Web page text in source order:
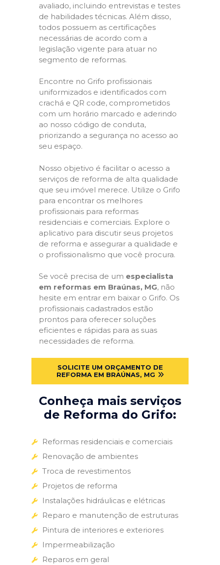
avaliado, incluindo entrevistas e testes
de habilidades técnicas. Além disso,
todos possuem as certificações
necessárias de acordo com a
legislação vigente para atuar no
segmento de reformas.
Encontre no Grifo profissionais
uniformizados e identificados com
crachá e QR code, comprometidos
com um horário marcado e aderindo
ao nosso código de conduta,
priorizando a segurança no acesso ao
seu espaço.
Nosso objetivo é facilitar o acesso a
serviços de reforma de alta qualidade
que seu imóvel merece. Utilize o Grifo
para encontrar os melhores
profissionais para reformas
residenciais e comerciais. Explore o
aplicativo para discutir seus projetos
de reforma e assegurar a qualidade e
o profissionalismo que você procura.
Se você precisa de um especialista
em reformas em Braúnas, MG, não
hesite em entrar em baixar o Grifo. Os
profissionais cadastrados estão
prontos para oferecer soluções
eficientes e rápidas para as suas
necessidades de reforma.
SOLICITE UM ORÇAMENTO DE
REFORMA EM BRAÚNAS, MG
Conheça mais serviços
de Reforma do Grifo:
Reformas residenciais e comerciais
Renovação de ambientes
Troca de revestimentos
Projetos de reforma
Instalações hidráulicas e elétricas
Reparo e manutenção de estruturas
Pintura de interiores e exteriores
Impermeabilização
Reparos em geral